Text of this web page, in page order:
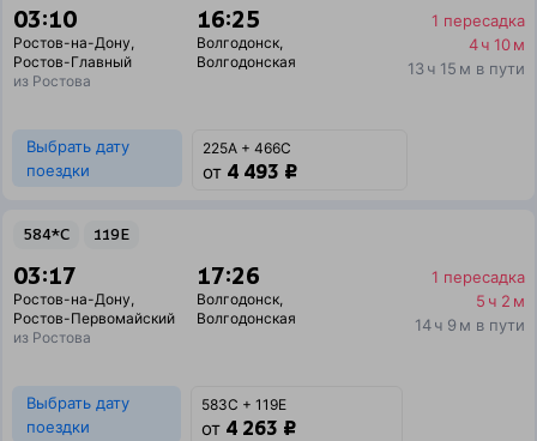
03:10
Ростов-на-Дону,
Ростов-Главный
из Ростова
16:25
Волгодонск,
Волгодонская
1 пересадка
4 ч 10 м
13 ч 15 м в пути
Выбрать дату
поездки
225А + 466С
от 4 493 ₽
584*С 119Е
03:17
Ростов-на-Дону,
Ростов-Первомайский
из Ростова
17:26
Волгодонск,
Волгодонская
1 пересадка
5 ч 2 м
14 ч 9 м в пути
Выбрать дату
поездки
583С + 119Е
от 4 263 ₽